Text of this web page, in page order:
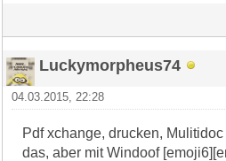
Luckymorpheus74
04.03.2015, 22:28
Pdf xchange, drucken,
das, aber mit Windoof